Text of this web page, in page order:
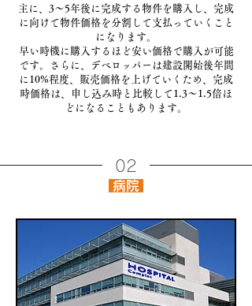
主に、3〜5年後に完成する物件を購入し、完成
に向けて物件価格を分割して支払っていくこと
になります。
早い時機に購入するほど安い価格で購入が可能
です。さらに、デベロッパーは建設開始後年間
に10%程度、販売価格を上げていくため、完成
時価格は、申し込み時と比較して1.3〜1.5倍ほ
どになることもあります。
02
病院